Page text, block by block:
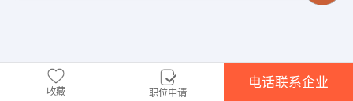
收藏 职位申请
电话联系企业